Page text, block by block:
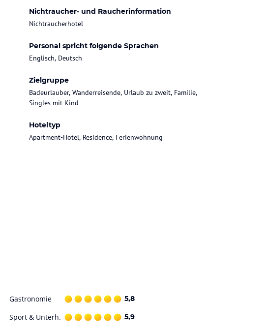
Nichtraucher- und Raucherinformation
Nichtraucherhotel
Personal spricht folgende Sprachen
Englisch, Deutsch
Zielgruppe
Badeurlauber, Wanderreisende, Urlaub zu zweit, Familie,
Singles mit Kind
Hoteltyp
Apartment-Hotel, Residence, Ferienwohnung
Gastronomie 5,8
Sport & Unterh. 5,9